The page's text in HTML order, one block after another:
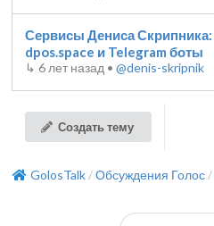
Сервисы Дениса Скрипника:
dpos.space и Telegram боты
↳ 6 лет назад • @denis-skripnik
Создать тему
GolosTalk /Обсуждения Голос /